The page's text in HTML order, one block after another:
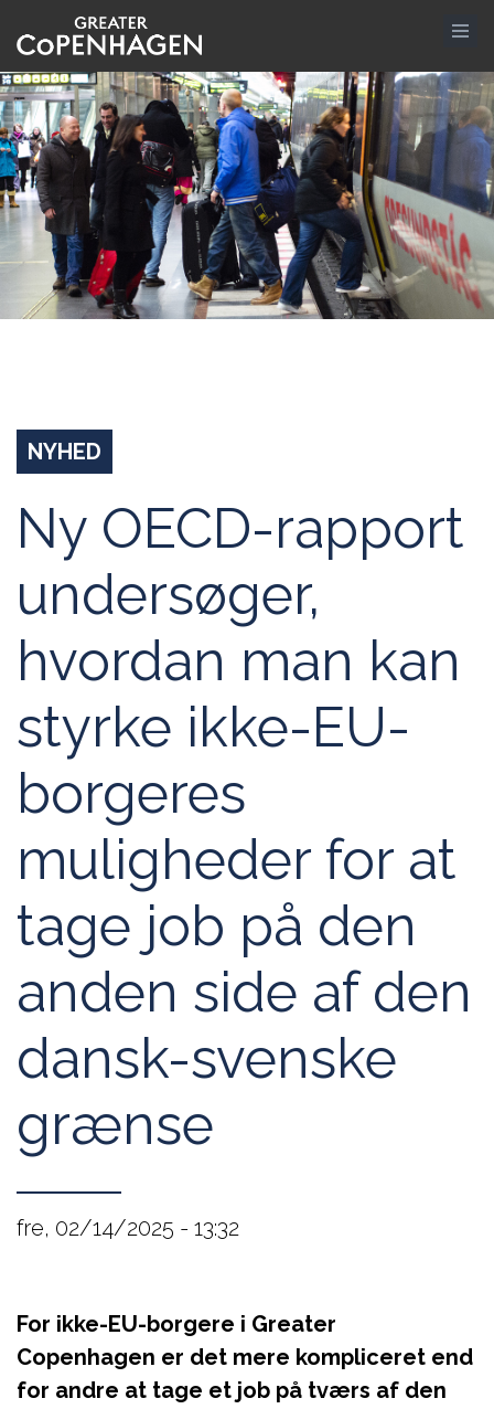
hovedindhold
NYHED
Ny OECD-rapport
undersøger,
hvordan man kan
styrke ikke-EU-
borgeres
muligheder for at
tage job på den
anden side af den
dansk-svenske
grænse
fre, 02/14/2025 - 13:32
For ikke-EU-borgere i Greater
Copenhagen er det mere kompliceret end
for andre at tage et job på tværs af den